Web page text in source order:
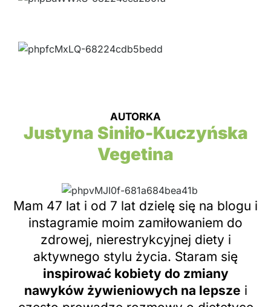
AUTORKA
Justyna Siniło-Kuczyńska
Vegetina
Mam 47 lat i od 7 lat dzielę się na blogu i
instagramie moim zamiłowaniem do
zdrowej, nierestrykcyjnej diety i
aktywnego stylu życia. Staram się
inspirować kobiety do zmiany
nawyków żywieniowych na lepsze i